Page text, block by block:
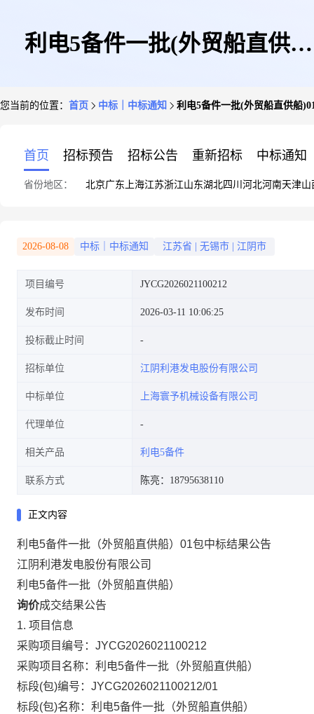
利电5备件一批(外贸船直供
您当前的位置： 首页 中标｜中标通知 利电5备件一批(外贸船直供船
首页 招标预告 招标公告 重新招标 中标通知
省份地区： 北京广东 上海江苏浙江山东湖北四川 河北河南天津山
2026-08-08 中标｜中标通知 江苏省 无锡市 江阴市
项目编号 JYCG2026021100212
发布时间 2026-03-11 10:06:25
投标截止时间
招标单位 江阴利港发电股份有限公司
中标单位 上海寰予机械设备有限公司
代理单位
相关产品 利电5备件
联系方式 陈亮：18795638110
正文内容
利电5备件一批（外贸船直供船）01包中标结果公告
江阴利港发电股份有限公司
利电5备件一批（外贸船直供船）
询价成交结果公告
1. 项目信息
采购项目编号：JYCG2026021100212
采购项目名称：利电5备件一批（外贸船直供船）
标段(包)编号：JYCG2026021100212/01
标段(包)名称：利电5备件一批（外贸船直供船）